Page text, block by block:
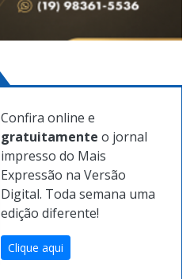
Confira online e
gratuitamenteo jornal
impresso do Mais
Expressão na Versão
Digital. Toda semana uma